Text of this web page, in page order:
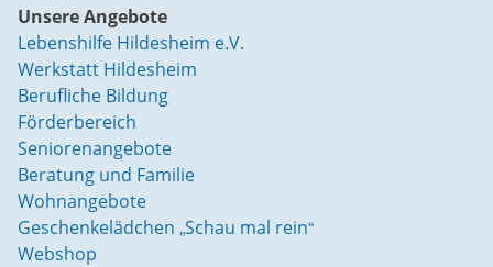
Unsere Angebote
Lebenshilfe Hildesheim e.V.
Werkstatt Hildesheim
Berufliche Bildung
Förderbereich
Seniorenangebote
Beratung und Familie
Wohnangebote
Geschenkelädchen „Schau mal rein“
Webshop